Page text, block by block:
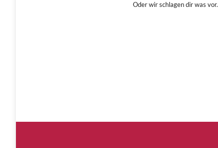
Oder wir schlagen dir was vor.